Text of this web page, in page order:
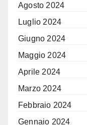
Agosto 2024
Luglio 2024
Giugno 2024
Maggio 2024
Aprile 2024
Marzo 2024
Febbraio 2024
Gennaio 2024